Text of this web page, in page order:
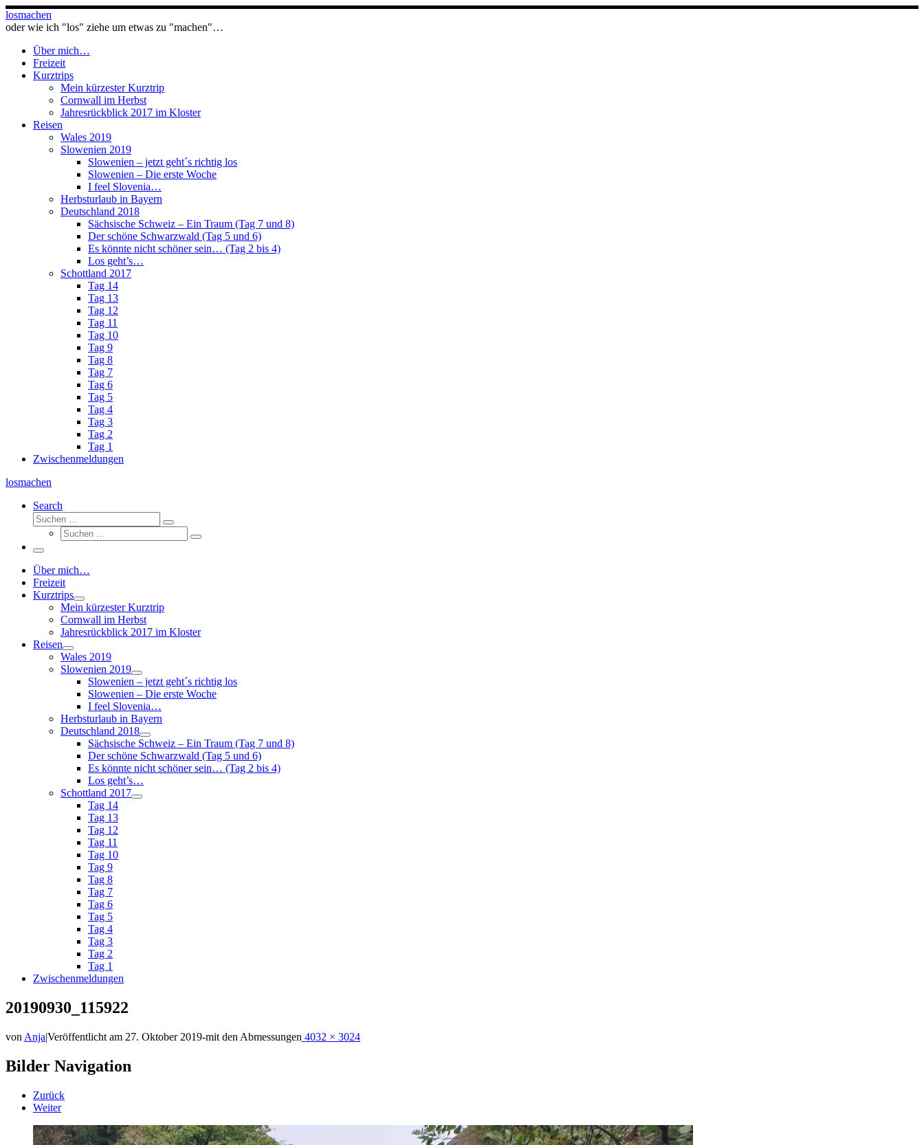
Zum
Inhalt
losmachen
oder wie ich "los" ziehe um etwas zu "machen"…
Über mich…
Freizeit
Kurztrips
Mein kürzester Kurztrip
Cornwall im Herbst
Jahresrückblick 2017 im Kloster
Reisen
Wales 2019
Slowenien 2019
Slowenien – jetzt geht´s richtig los
Slowenien – Die erste Woche
I feel Slovenia…
Herbsturlaub in Bayern
Deutschland 2018
Sächsische Schweiz – Ein Traum (Tag 7 und 8)
Der schöne Schwarzwald (Tag 5 und 6)
Es könnte nicht schöner sein… (Tag 2 bis 4)
Los geht’s…
Schottland 2017
Tag 14
Tag 13
Tag 12
Tag 11
Tag 10
Tag 9
Tag 8
Tag 7
Tag 6
Tag 5
Tag 4
Tag 3
Tag 2
Tag 1
Zwischenmeldungen
losmachen
Search
Suche
Suchen
Suche
Suchen
Menü
Über mich…
Freizeit
Kurztrips
Mein kürzester Kurztrip
Cornwall im Herbst
Jahresrückblick 2017 im Kloster
Reisen
Wales 2019
Slowenien 2019
Slowenien – jetzt geht´s richtig los
Slowenien – Die erste Woche
I feel Slovenia…
Herbsturlaub in Bayern
Deutschland 2018
Sächsische Schweiz – Ein Traum (Tag 7 und 8)
Der schöne Schwarzwald (Tag 5 und 6)
Es könnte nicht schöner sein… (Tag 2 bis 4)
Los geht’s…
Schottland 2017
Tag 14
Tag 13
Tag 12
Tag 11
Tag 10
Tag 9
Tag 8
Tag 7
Tag 6
Tag 5
Tag 4
Tag 3
Tag 2
Tag 1
Zwischenmeldungen
20190930_115922
von Anja|Veröffentlicht am 27. Oktober 2019-mit den Abmessungen 4032 × 3024
Bilder Navigation
Zurück
Weiter